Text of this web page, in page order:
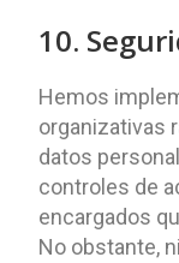
10.
Hemos
organizativas
datos
controles de
encargados
No obstante,